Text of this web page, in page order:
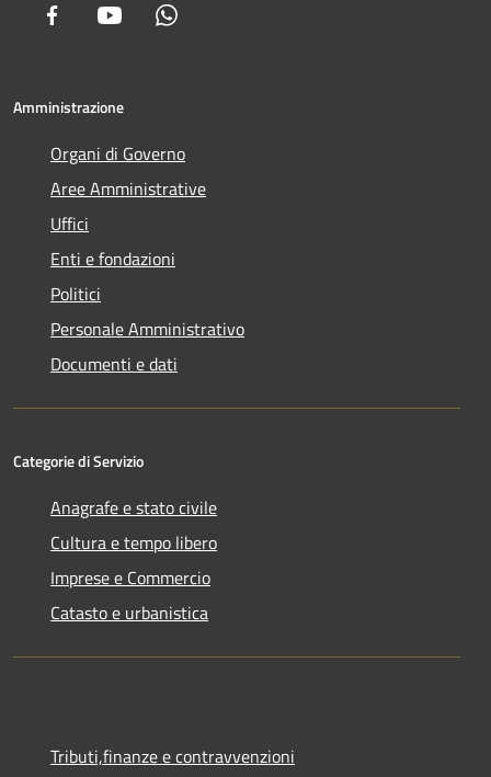
Facebook Youtube
Amministrazione
Organi di Governo
Aree Amministrative
Uffici
Enti e fondazioni
Politici
Personale Amministrativo
Documenti e dati
Categorie di Servizio
Anagrafe e stato civile
Cultura e tempo libero
Imprese e Commercio
Catasto e urbanistica
Tributi,finanze e contravvenzioni